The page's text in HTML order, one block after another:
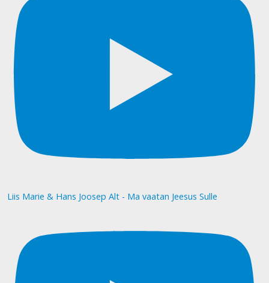
Liis Marie & Hans Joosep Alt - Ma vaatan Jeesus Sulle